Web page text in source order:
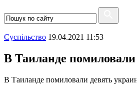
Суспiльство 19.04.2021 11:53
В Таиланде
В Таиланде помиловали девять